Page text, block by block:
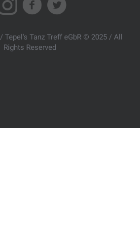
/ Tepel's Tanz Treff eGbR © 2025 / All
Rights Reserved